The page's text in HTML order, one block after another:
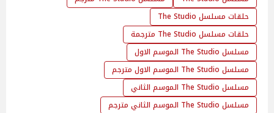
حلقات مسلسل The Studio
حلقات مسلسل The Studio مترجمة
مسلسل The Studio الموسم الاول
مسلسل The Studio الموسم الاول مترجم
مسلسل The Studio الموسم الثاني
مسلسل The Studio الموسم الثاني مترجم